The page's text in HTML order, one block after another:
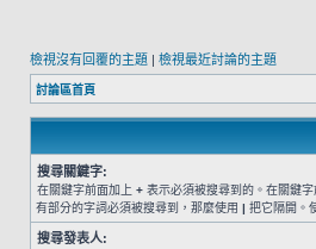
檢視沒有回覆的主題 | 檢視最近討論的主題
討論區首頁
搜尋關鍵字:
在關鍵字前面加上 + 表示必須被搜尋到的。在關鍵字
有部分的字詞必須被搜尋到，那麼使用 | 把它隔開。
搜尋發表人: